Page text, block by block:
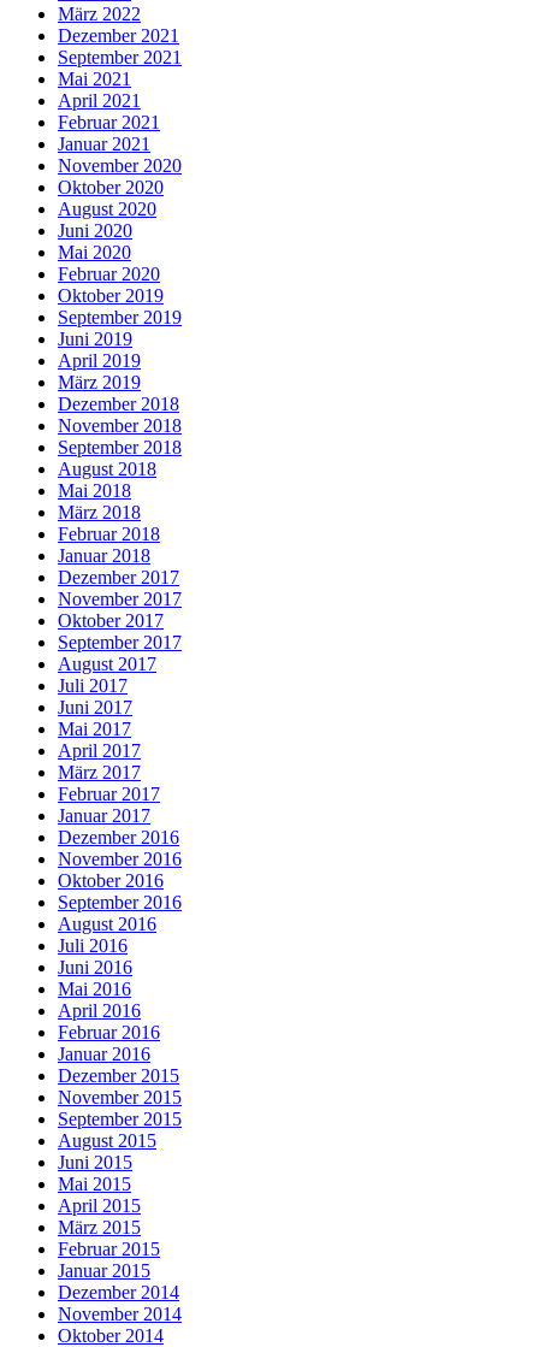
März 2022
Dezember 2021
September 2021
Mai 2021
April 2021
Februar 2021
Januar 2021
November 2020
Oktober 2020
August 2020
Juni 2020
Mai 2020
Februar 2020
Oktober 2019
September 2019
Juni 2019
April 2019
März 2019
Dezember 2018
November 2018
September 2018
August 2018
Mai 2018
März 2018
Februar 2018
Januar 2018
Dezember 2017
November 2017
Oktober 2017
September 2017
August 2017
Juli 2017
Juni 2017
Mai 2017
April 2017
März 2017
Februar 2017
Januar 2017
Dezember 2016
November 2016
Oktober 2016
September 2016
August 2016
Juli 2016
Juni 2016
Mai 2016
April 2016
Februar 2016
Januar 2016
Dezember 2015
November 2015
September 2015
August 2015
Juni 2015
Mai 2015
April 2015
März 2015
Februar 2015
Januar 2015
Dezember 2014
November 2014
Oktober 2014